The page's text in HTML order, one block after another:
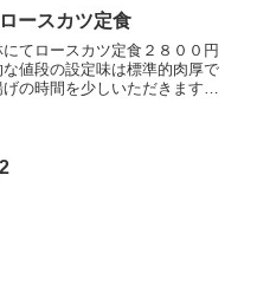
理のご意向」「官邸の最高レ
ている」などと...
ースカツ定食
てロースカツ定食２８００円
値段の設定味は標準的肉厚で
の時間を少しいただきますと
きて自分であぶ...